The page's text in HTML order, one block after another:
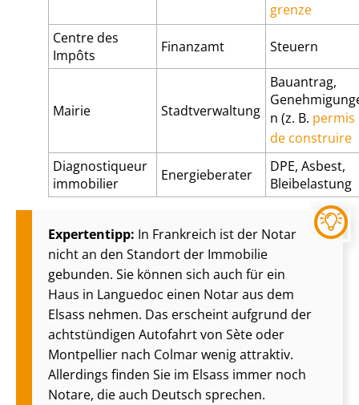
gren­ze
Centre des
Impôts
Finanzamt Steuern
Mairie Stadtverwaltung
Bauantrag,
n (z. B. permis
de construire
Diagnostiqueur
immobilier
Energieberater
DPE, Asbest,
Bleibelastung
Expertentipp: In Frankreich ist der Notar
nicht an den Standort der Immobilie
gebunden. Sie können sich auch für ein
Haus in Languedoc einen Notar aus dem
Elsass nehmen. Das erscheint aufgrund der
achtstündigen Autofahrt von Sète oder
Montpellier nach Colmar wenig attraktiv.
Allerdings finden Sie im Elsass immer noch
Notare, die auch Deutsch sprechen.